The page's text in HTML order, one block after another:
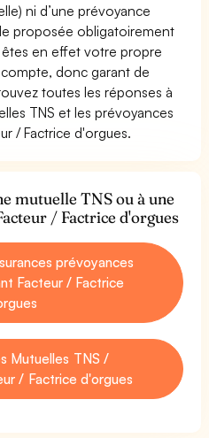
ni d’une prévoyance
proposée obligatoirement
en effet votre propre
donc garant de
toutes les réponses à
TNS et les prévoyances
/ Factrice d'orgues.
mutuelle TNS ou à une
/ Factrice d'orgues
prévoyances
Facteur / Factrice
Mutuelles TNS /
/ Factrice d'orgues